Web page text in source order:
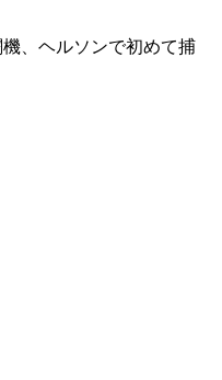
、ヘルソンで初めて捕